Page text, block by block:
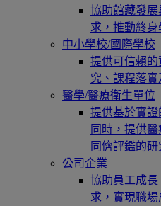
協助館藏發
求，推動終身
中小學校/國際學校
提供可信賴
究、課程落實
醫學/醫療衛生單位
提供基於實證
同時，提供
同儕評鑑的研
公司企業
協助員工成
求，實現職場